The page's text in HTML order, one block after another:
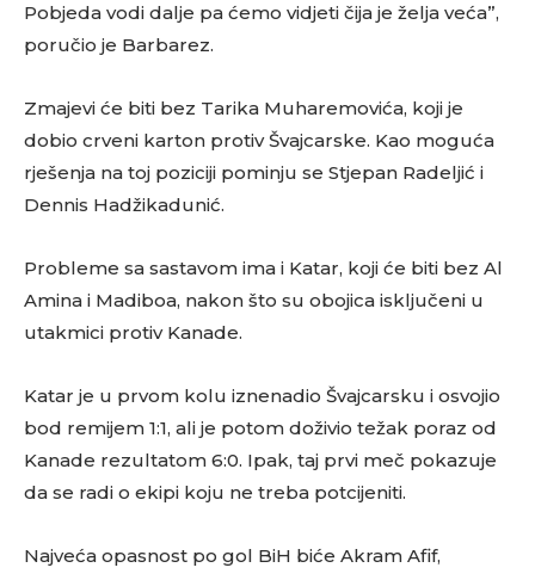
Pobjeda vodi dalje pa ćemo vidjeti čija je želja veća”,
poručio je Barbarez.
Zmajevi će biti bez Tarika Muharemovića, koji je
dobio crveni karton protiv Švajcarske. Kao moguća
rješenja na toj poziciji pominju se Stjepan Radeljić i
Dennis Hadžikadunić.
Probleme sa sastavom ima i Katar, koji će biti bez Al
Amina i Madiboa, nakon što su obojica isključeni u
utakmici protiv Kanade.
Katar je u prvom kolu iznenadio Švajcarsku i osvojio
bod remijem 1:1, ali je potom doživio težak poraz od
Kanade rezultatom 6:0. Ipak, taj prvi meč pokazuje
da se radi o ekipi koju ne treba potcijeniti.
Najveća opasnost po gol BiH biće Akram Afif,